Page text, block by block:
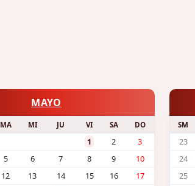
MAYO
MA MI JU VI SA DO
1 2
3
5 6 7 8 9
10
12 13 14 15 16
17
SM
23
24
25